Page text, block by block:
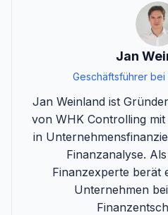
Jan
Geschäftsführer bei
Jan Weinland ist
von WHK Controlling
in
Finanzanalyse.
Finanzexperte berät
Unternehmen